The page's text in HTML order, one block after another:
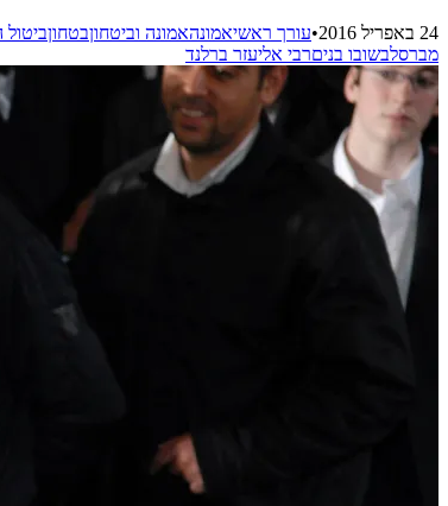
24 באפריל 2016 •עורך ראשיאמונהאמונה וביטחוןבטחון
מברסלבשובו בניםרבי אליעזר ברלנד